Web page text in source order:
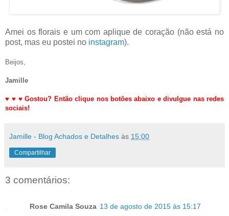
Amei os florais e um com aplique de coração (não está no
post, mas eu postei no instagram).
Beijos,
Jamille
♥ ♥ ♥Gostou? Então clique nos botões abaixo e divulgue nas redes
sociais!
Jamille - Blog Achados e Detalhes às 15:00
Compartilhar
3 comentários:
Rose Camila Souza 13 de agosto de 2015 às 15:17